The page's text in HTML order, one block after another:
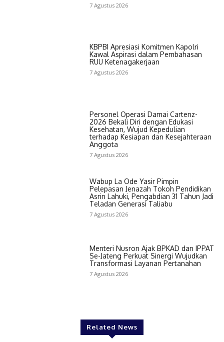
7 Agustus 2026
KBPBI Apresiasi Komitmen Kapolri
Kawal Aspirasi dalam Pembahasan
RUU Ketenagakerjaan
7 Agustus 2026
Personel Operasi Damai Cartenz-
2026 Bekali Diri dengan Edukasi
Kesehatan, Wujud Kepedulian
terhadap Kesiapan dan Kesejahteraan
Anggota
7 Agustus 2026
Wabup La Ode Yasir Pimpin
Pelepasan Jenazah Tokoh Pendidikan
Asrin Lahuki, Pengabdian 31 Tahun Jadi
Teladan Generasi Taliabu
7 Agustus 2026
Menteri Nusron Ajak BPKAD dan IPPAT
Se-Jateng Perkuat Sinergi Wujudkan
Transformasi Layanan Pertanahan
7 Agustus 2026
Related News